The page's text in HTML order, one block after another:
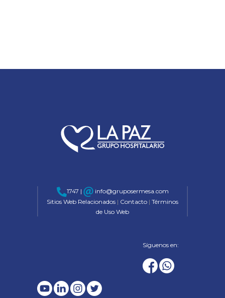
1747 |
info@gruposermesa.com
Sitios Web Relacionados | Contacto | Términos
de Uso Web
Síguenos en: